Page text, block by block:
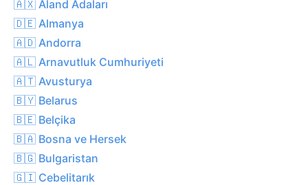
🇦🇽 Åland Adaları
🇩🇪 Almanya
🇦🇩 Andorra
🇦🇱 Arnavutluk Cumhuriyeti
🇦🇹 Avusturya
🇧🇾 Belarus
🇧🇪 Belçika
🇧🇦 Bosna ve Hersek
🇧🇬 Bulgaristan
🇬🇮 Cebelitarık